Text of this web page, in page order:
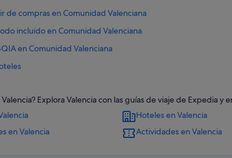
de compras en Comunidad Valenciana
incluido en Comunidad Valenciana
en Comunidad Valenciana
en Centro de Valencia
hoteles
en Provincia de Valencia
Valencia? Explora Valencia con las guías de viaje de
Hoteles en Valencia
en Valencia
Actividades en Valencia